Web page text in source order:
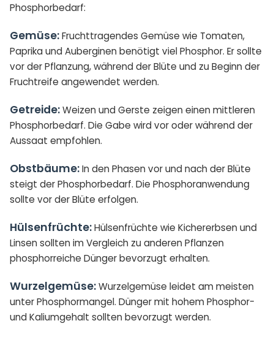
Phosphorbedarf:
Gemüse:Fruchttragendes Gemüse wie Tomaten,
Paprika und Auberginen benötigt viel Phosphor. Er sollte
vor der Pflanzung, während der Blüte und zu Beginn der
Fruchtreife angewendet werden.
Getreide:Weizen und Gerste zeigen einen mittleren
Phosphorbedarf. Die Gabe wird vor oder während der
Aussaat empfohlen.
Obstbäume:In den Phasen vor und nach der Blüte
steigt der Phosphorbedarf. Die Phosphoranwendung
sollte vor der Blüte erfolgen.
Hülsenfrüchte:Hülsenfrüchte wie Kichererbsen und
Linsen sollten im Vergleich zu anderen Pflanzen
phosphorreiche Dünger bevorzugt erhalten.
Wurzelgemüse:Wurzelgemüse leidet am meisten
unter Phosphormangel. Dünger mit hohem Phosphor-
und Kaliumgehalt sollten bevorzugt werden.